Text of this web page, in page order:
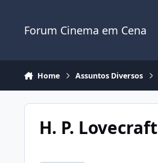
Forum Cinema em Cena
Home Assuntos Diversos
H. P. Lovecraft